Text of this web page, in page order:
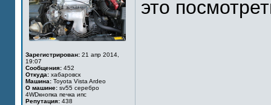
Зарегистрирован: 21 апр 2014,
19:07
Сообщения: 452
Откуда: хабаровск
Машина: Toyota Vista Ardeo
О машине: sv55 серебро
4WDкнопка печка ипс
Репутация: 438
это